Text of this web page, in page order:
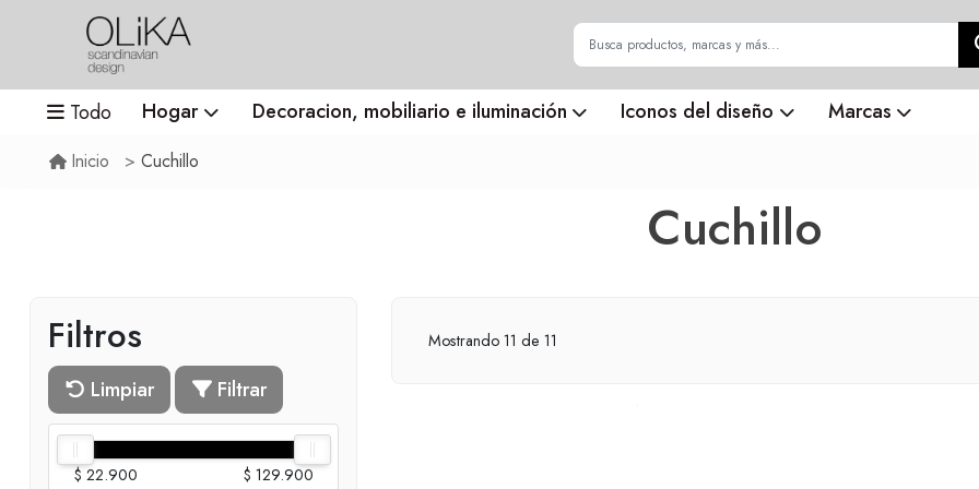
Todo Hogar Decoracion, mobiliario e iluminación Iconos del diseño Marcas
Inicio Cuchillo
Cuchillo
Filtros
Limpiar Filtrar
$ 22.900 $ 129.900
Mostrando 11 de 11